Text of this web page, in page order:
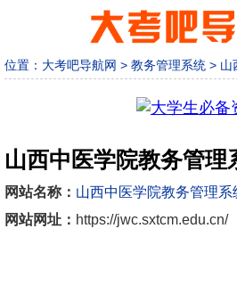
位置： 大考吧导航网 > 教务管理系统 > 山
山西中医学院教务管理
网站名称： 山西中医学院教务管理系
网站网址： https://jwc.sxtcm.edu.cn/